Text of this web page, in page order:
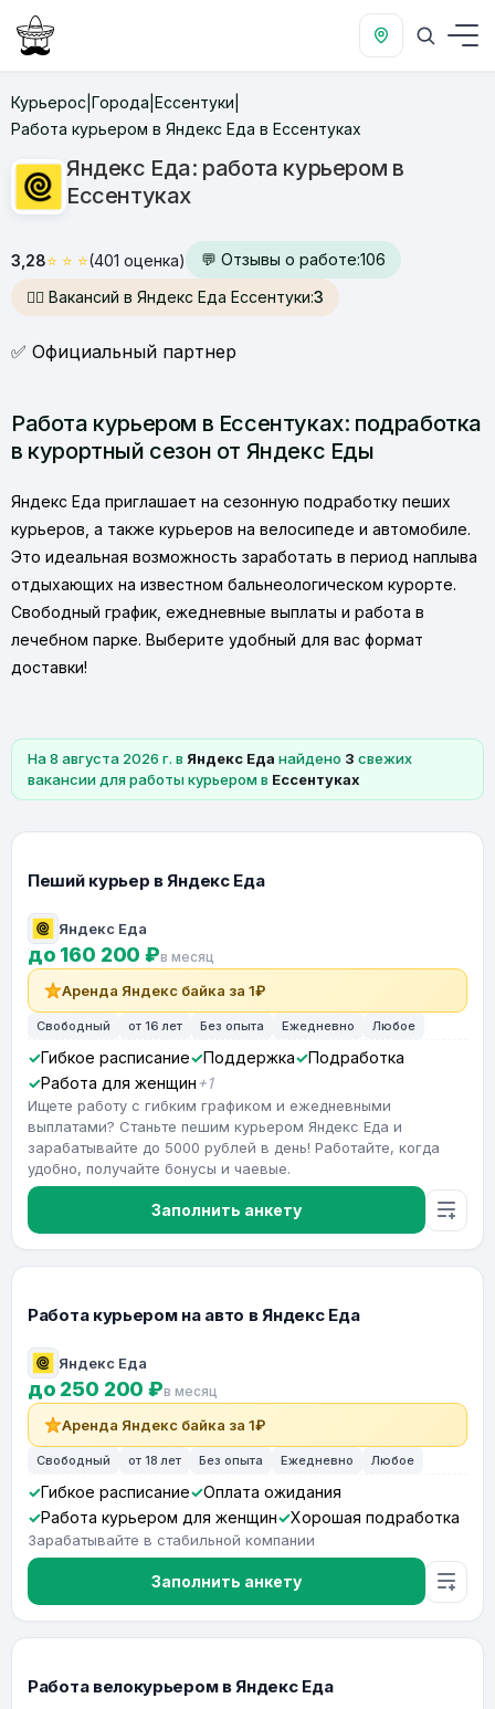
Курьерос Города Ессентуки
Работа курьером в Яндекс Еда в Ессентуках
Яндекс Еда: работа курьером в
Ессентуках
3,28⭐ ⭐ ⭐(401 оценка) 💬 Отзывы о работе:106
🙋‍♂️ Вакансий в Яндекс Еда Ессентуки:3
✅ Официальный партнер
Работа курьером в Ессентуках: подработка
в курортный сезон от Яндекс Еды
Яндекс Еда приглашает на сезонную подработку пеших
курьеров, а также курьеров на велосипеде и автомобиле.
Это идеальная возможность заработать в период наплыва
отдыхающих на известном бальнеологическом курорте.
Свободный график, ежедневные выплаты и работа в
лечебном парке. Выберите удобный для вас формат
доставки!
На 8 августа 2026 г. в Яндекс Еда найдено 3 свежих
вакансии для работы курьером в Ессентуках
Пеший курьер в Яндекс Еда
Яндекс Еда
до 160 200 ₽в месяц
Аренда Яндекс байка за 1₽
Свободный от 16 лет Без опыта Ежедневно Любое
Гибкое расписание Поддержка
Подработка
Работа для женщин +1
Ищете работу с гибким графиком и ежедневными
выплатами? Станьте пешим курьером Яндекс Еда и
зарабатывайте до 5000 рублей в день! Работайте, когда
удобно, получайте бонусы и чаевые.
Заполнить анкету
Работа курьером на авто в Яндекс Еда
Яндекс Еда
до 250 200 ₽в месяц
Аренда Яндекс байка за 1₽
Свободный от 18 лет Без опыта Ежедневно Любое
Гибкое расписание
Оплата ожидания
Работа курьером для женщин
Хорошая подработка
Зарабатывайте в стабильной компании
Заполнить анкету
Работа велокурьером в Яндекс Еда